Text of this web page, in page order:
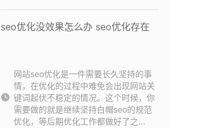
seo优化没效果怎么办 seo优化存在
网站seo优化是一件需要长久坚持的事
情，在优化的过程中难免会出现网站关
键词起伏不稳定的情况。这个时候，你
需要做的就是继续坚持白帽seo的规范
优化，等后期优化工作都做好了之...